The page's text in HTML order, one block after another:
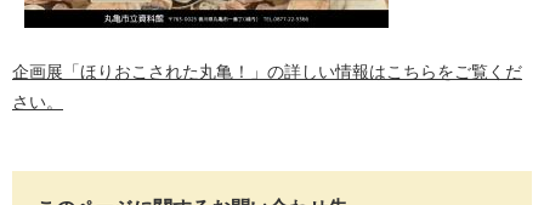
企画展「ほりおこされた丸亀！」の詳しい情報はこちらをご覧くだ
さい。